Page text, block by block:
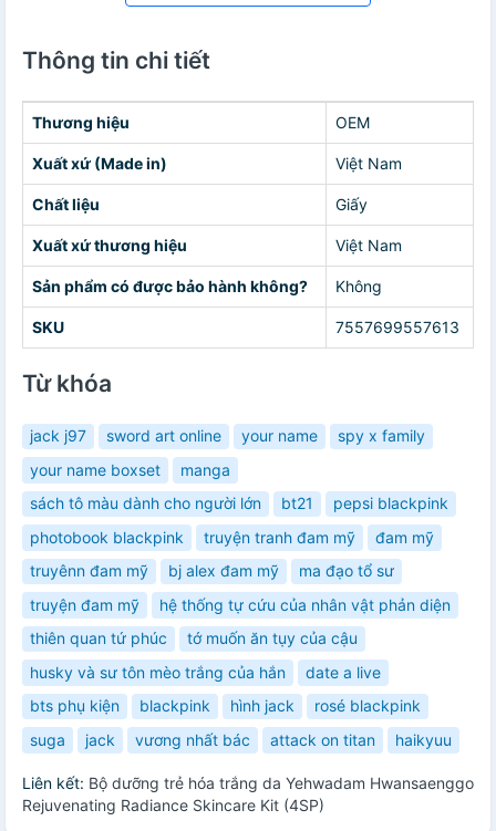
Thông tin chi tiết
Thương hiệu OEM
Xuất xứ (Made in) Việt Nam
Chất liệu Giấy
Xuất xứ thương hiệu Việt Nam
Sản phẩm có được bảo hành không? Không
SKU 7557699557613
Từ khóa
jack j97 sword art online your name
spy x family
your name boxset
manga
sách tô màu dành cho người lớn
bt21
pepsi blackpink
photobook blackpink
truyện tranh đam mỹ
đam mỹ
truyênn đam mỹ
bj alex đam mỹ
ma đạo tổ sư
truyện đam mỹ
hệ thống tự cứu của nhân vật phản diện
thiên quan tứ phúc
tớ muốn ăn tụy của cậu
husky và sư tôn mèo trắng của hắn
date a live
bts phụ kiện
blackpink hình jack
rosé blackpink
suga
jack vương nhất bác attack on titan haikyuu
Liên kết: Bộ dưỡng trẻ hóa trắng da Yehwadam Hwansaenggo
Rejuvenating Radiance Skincare Kit (4SP)